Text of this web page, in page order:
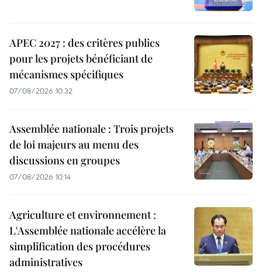
APEC 2027 : des critères publics
pour les projets bénéficiant de
mécanismes spécifiques
07/08/2026 10:32
Assemblée nationale : Trois projets
de loi majeurs au menu des
discussions en groupes
07/08/2026 10:14
Agriculture et environnement :
L'Assemblée nationale accélère la
simplification des procédures
administratives